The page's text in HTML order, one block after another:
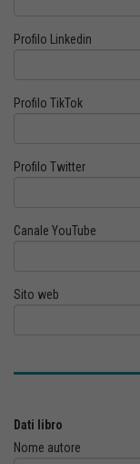
Profilo Linkedin
Profilo TikTok
Profilo Twitter
Canale YouTube
Sito web
Dati libro
Nome autore